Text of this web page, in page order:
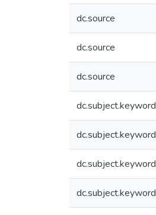
dc.source
dc.source
dc.source
dc.subject.keyword
dc.subject.keyword
dc.subject.keyword
dc.subject.keyword